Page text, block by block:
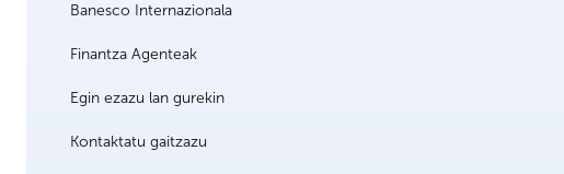
Banesco Internazionala
Finantza Agenteak
Egin ezazu lan gurekin
Kontaktatu gaitzazu